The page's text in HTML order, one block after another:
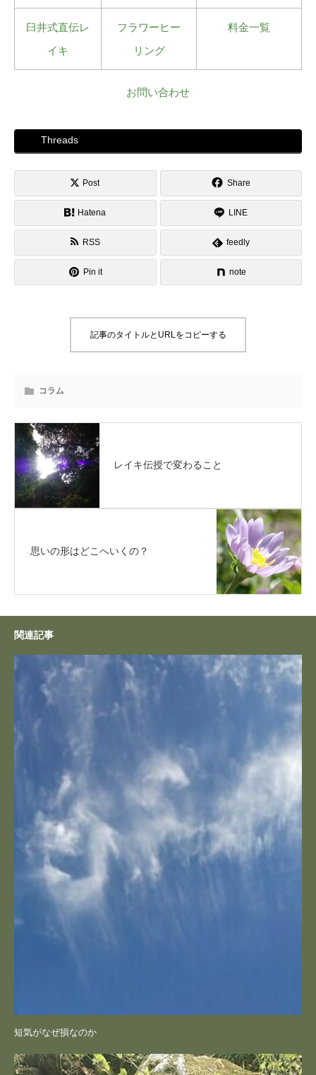
臼井式直伝レ
イキ
フラワーヒー
リング
料金一覧
お問い合わせ
Threads
Post Share
Hatena LINE
RSS feedly
Pin it note
記事のタイトルとURLをコピーする
コラム
レイキ伝授で変わること
思いの形はどこへいくの？
関連記事
短気がなぜ損なのか